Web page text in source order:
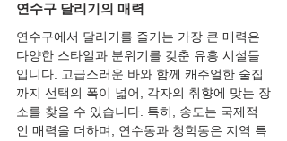
연수구 달리기의 매력
연수구에서 달리기를 즐기는 가장 큰 매력은
다양한 스타일과 분위기를 갖춘 유흥 시설들
입니다. 고급스러운 바와 함께 캐주얼한 술집
까지 선택의 폭이 넓어, 각자의 취향에 맞는 장
소를 찾을 수 있습니다. 특히, 송도는 국제적
인 매력을 더하며, 연수동과 청학동은 지역 특